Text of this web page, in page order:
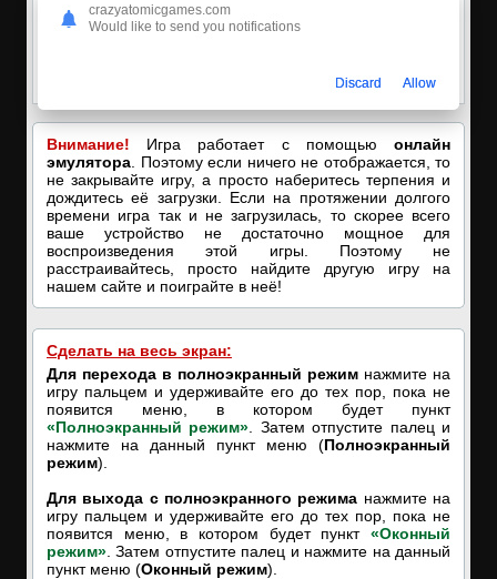
ДЫРОЧКИ!🔥
Внимание! Игра работает с помощью онлайн
эмулятора . Поэтому если ничего не отображается, то
не закрывайте игру, а просто наберитесь терпения и
дождитесь её загрузки. Если на протяжении долгого
времени игра так и не загрузилась, то скорее всего
ваше устройство не достаточно мощное для
воспроизведения этой игры. Поэтому не
расстраивайтесь, просто найдите другую игру на
нашем сайте и поиграйте в неё!
Сделать на весь экран:
Для перехода в полноэкранный режим нажмите на
игру пальцем и удерживайте его до тех пор, пока не
появится меню, в котором будет пункт
«Полноэкранный режим» . Затем отпустите палец и
нажмите на данный пункт меню (Полноэкранный
режим).
Для выхода с полноэкранного режима нажмите на
игру пальцем и удерживайте его до тех пор, пока не
появится меню, в котором будет пункт «Оконный
режим» . Затем отпустите палец и нажмите на данный
пункт меню (Оконный режим).
crazyatomicgames.com
Would like to send you notifications
Discard Allow